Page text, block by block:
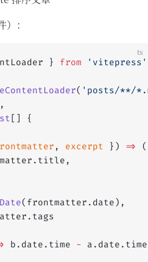
：
ts
} from 'vitepress'
( 'posts/**/
[] {
, excerpt }) =>
(frontmatter.date),
b.date.time -